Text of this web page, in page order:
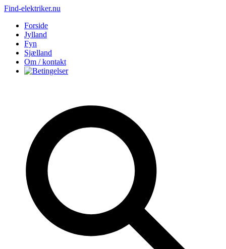
Find-elektriker.nu
Forside
Jylland
Fyn
Sjælland
Om / kontakt